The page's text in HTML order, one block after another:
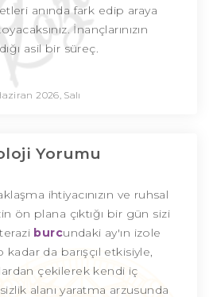
anında fark edip araya
İnançlarınızın
asil bir süreç.
2026, Salı
Yorumu
ihtiyacınızın ve ruhsal
ön plana çıktığı bir gün sizi
burcundaki ay'ın izole
da barışçıl etkisiyle,
çekilerek kendi iç
alanı yaratma arzusunda